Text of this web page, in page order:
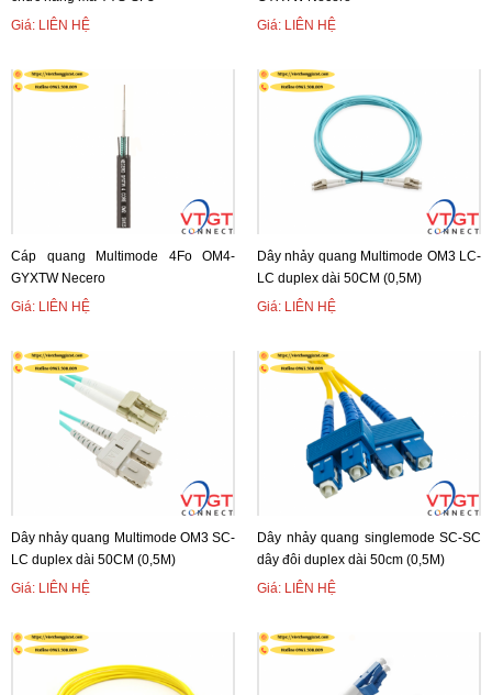
Giá: LIÊN HỆ
Giá: LIÊN HỆ
Cáp quang Multimode 4Fo OM4-
GYXTW Necero
Giá: LIÊN HỆ
Dây nhảy quang Multimode OM3 LC-
LC duplex dài 50CM (0,5M)
Giá: LIÊN HỆ
Dây nhảy quang Multimode OM3 SC-
LC duplex dài 50CM (0,5M)
Giá: LIÊN HỆ
Dây nhảy quang singlemode SC-SC
dây đôi duplex dài 50cm (0,5M)
Giá: LIÊN HỆ